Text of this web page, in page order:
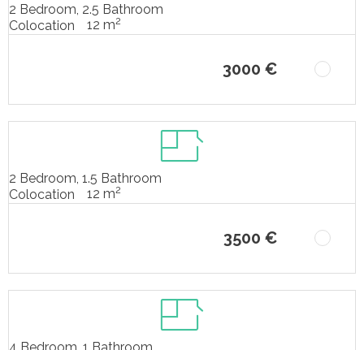
2 Bedroom, 2.5 Bathroom
Colocation
12 m2
3000 €
2 Bedroom, 1.5 Bathroom
Colocation
12 m2
3500 €
4 Bedroom, 1 Bathroom